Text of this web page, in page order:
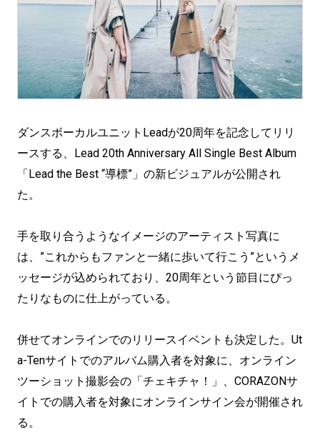
ダンスボーカルユニットLeadが20周年を記念してリリ
ースする、Lead 20th Anniversary All Single Best Album
「Lead the Best “導標”」の新ビジュアルが公開され
た。
手を取り合うようなイメージのアーティスト写真に
は、”これからもファンと一緒に歩いて行こう”というメ
ッセージが込められており、20周年という節目にぴっ
たりなものに仕上がっている。
併せてオンラインでのリリースイベントも決定した。Ut
a-Tenサイトでのアルバム購入者を対象に、オンライン
ツーショット撮影会の「チェキチャ！」、CORAZONサ
イトでの購入者を対象にオンラインサイン会が開催され
る。